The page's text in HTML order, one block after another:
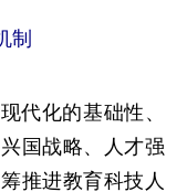
制
代化的基础性、
国战略、人才强
推进教育科技人